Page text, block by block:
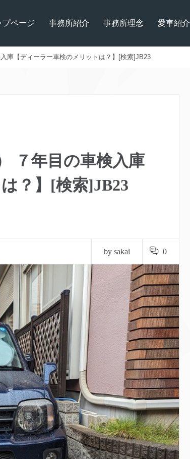
プページ 事務所紹介 事務所理念 愛車紹介
庫【ディーラー車検のメリットは？】[検索]JB23
７年目の車検入庫
？】[検索]JB23
by sakai 0